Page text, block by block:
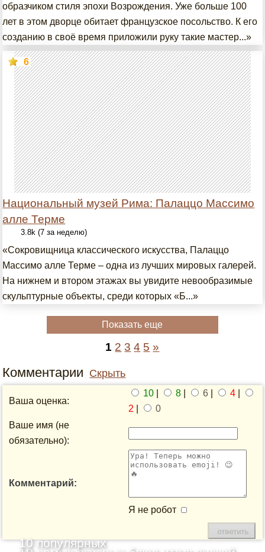
образчиком стиля эпохи Возрождения. Уже больше 100
лет в этом дворце обитает французское посольство. К его
созданию в своё время приложили руку такие мастер...»
Национальный музей Рима: Палаццо Массимо
алле Терме
6
3.8k (7 за неделю)
«Сокровищница классического искусства, Палаццо
Массимо алле Терме – одна из лучших мировых галерей.
На нижнем и втором этажах вы увидите невообразимые
скульптурные объекты, среди которых «Б...»
Показать еще
1 2 3 4 5 »
Комментарии Скрыть
Ваша оценка:
10 8 6 4
2
0
Ваше имя (не
обязательно):
Комментарий:
Я не робот
10 популярных